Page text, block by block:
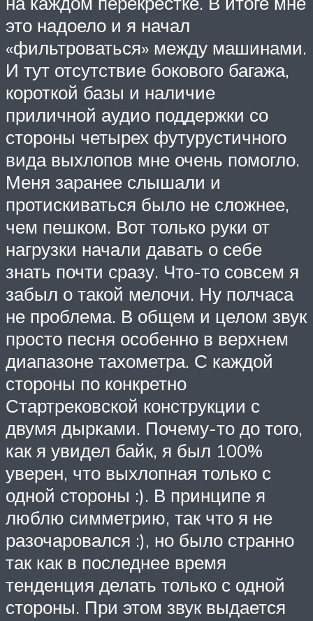
это надоело и я начал
«фильтроваться» между машинами.
И тут отсутствие бокового багажа,
короткой базы и наличие
приличной аудио поддержки со
стороны четырех футурустичного
вида выхлопов мне очень помогло.
Меня заранее слышали и
протискиваться было не сложнее,
чем пешком. Вот только руки от
нагрузки начали давать о себе
знать почти сразу. Что-то совсем я
забыл о такой мелочи. Ну полчаса
не проблема. В общем и целом звук
просто песня особенно в верхнем
диапазоне тахометра. С каждой
стороны по конкретно
Стартрековской конструкции с
двумя дырками. Почему-то до того,
как я увидел байк, я был 100%
уверен, что выхлопная только с
одной стороны :). В принципе я
люблю симметрию, так что я не
разочаровался :), но было странно
так как в последнее время
тенденция делать только с одной
стороны. При этом звук выдается